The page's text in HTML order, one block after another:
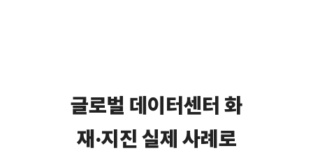
글로벌 데이터센터 화
재·지진 실제 사례로